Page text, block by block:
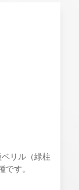
リル（緑柱
す。